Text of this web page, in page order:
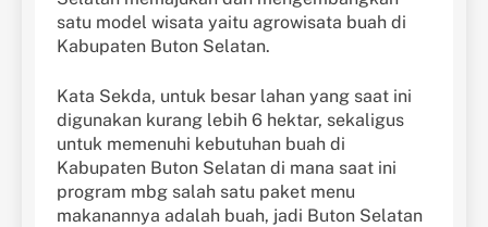
satu model wisata yaitu agrowisata buah di
Kabupaten Buton Selatan.
Kata Sekda, untuk besar lahan yang saat ini
digunakan kurang lebih 6 hektar, sekaligus
untuk memenuhi kebutuhan buah di
Kabupaten Buton Selatan di mana saat ini
program mbg salah satu paket menu
makanannya adalah buah, jadi Buton Selatan